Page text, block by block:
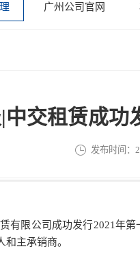
广州公司官网
中交租赁成功
发布时间：
有限公司成功发行2021年
主承销商。